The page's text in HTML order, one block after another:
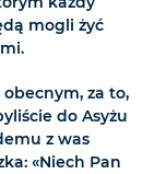
mogli żyć
za to,
do Asyżu
z was
«Niech Pan